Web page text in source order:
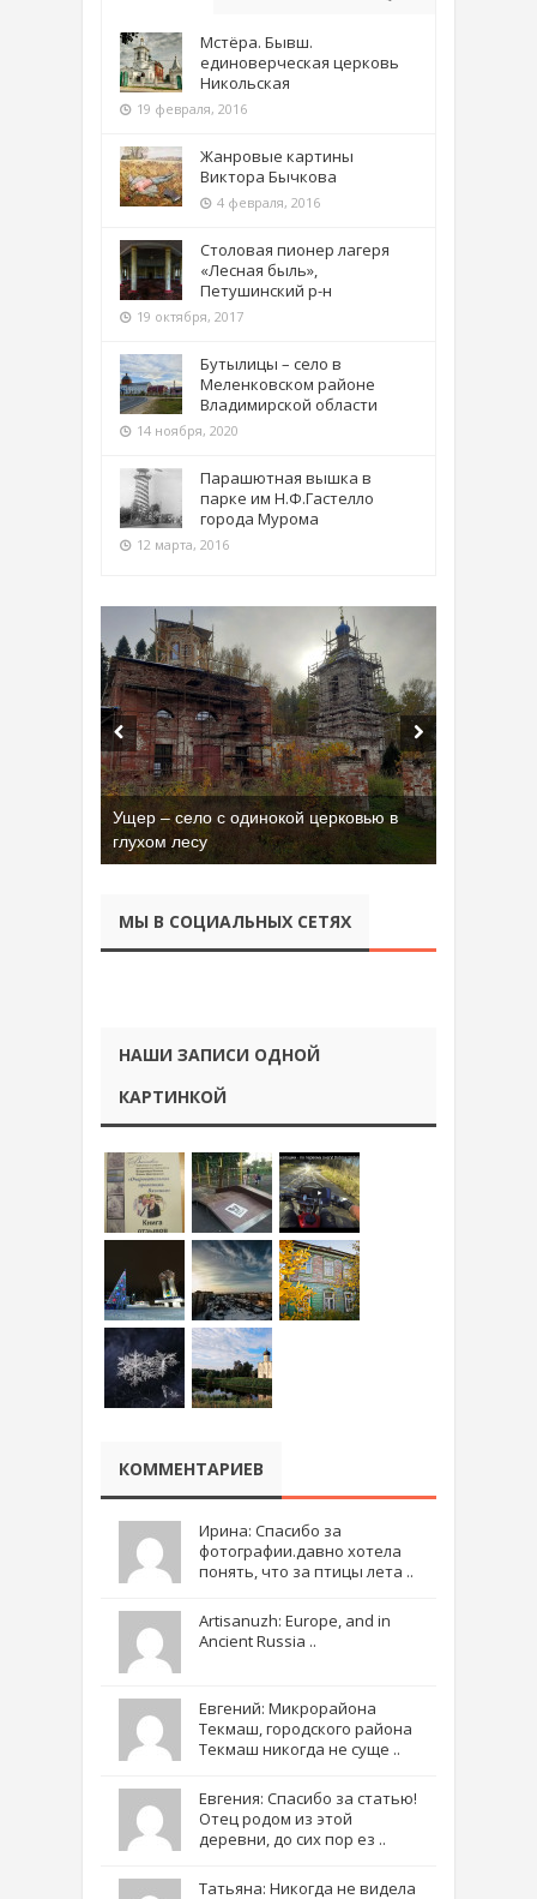
Мстёра. Бывш.
единоверческая церковь
Никольская
19 февраля, 2016
Жанровые картины
Виктора Бычкова
4 февраля, 2016
Столовая пионер лагеря
«Лесная быль»,
Петушинский р-н
19 октября, 2017
Бутылицы – село в
Меленковском районе
Владимирской области
14 ноября, 2020
Парашютная вышка в
парке им Н.Ф.Гастелло
города Мурома
12 марта, 2016
Ущер – село с одинокой церковью в
глухом лесу
МЫ В СОЦИАЛЬНЫХ СЕТЯХ
НАШИ ЗАПИСИ ОДНОЙ
КАРТИНКОЙ
КОММЕНТАРИЕВ
Ирина: Спасибо за
фотографии.давно хотела
понять, что за птицы лета ..
Artisanuzh: Europe, and in
Ancient Russia ..
Евгений: Микрорайона
Текмаш, городского района
Текмаш никогда не суще ..
Евгения: Спасибо за статью!
Отец родом из этой
деревни, до сих пор ез ..
Татьяна: Никогда не видела